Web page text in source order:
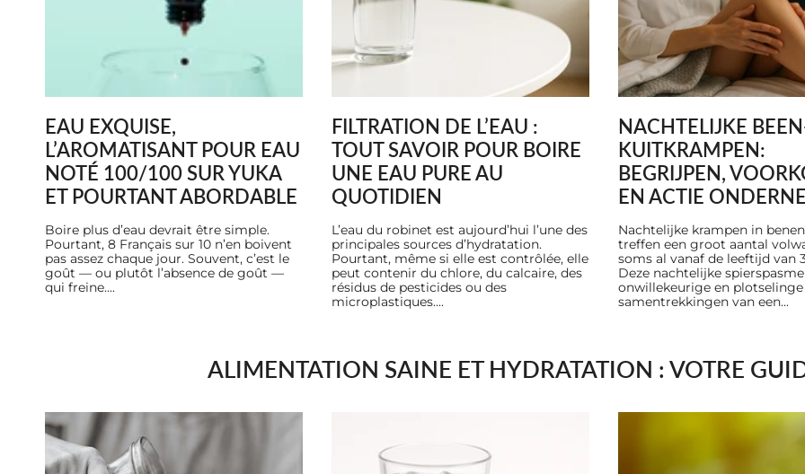
EAU EXQUISE,
L’AROMATISANT POUR EAU
NOTÉ 100/100 SUR YUKA
ET POURTANT ABORDABLE
Boire plus d’eau devrait être simple.
Pourtant, 8 Français sur 10 n’en boivent
pas assez chaque jour. Souvent, c’est le
goût — ou plutôt l’absence de goût —
qui freine....
FILTRATION DE L’EAU :
TOUT SAVOIR POUR BOIRE
UNE EAU PURE AU
QUOTIDIEN
L’eau du robinet est aujourd’hui l’une des
principales sources d’hydratation.
Pourtant, même si elle est contrôlée, elle
peut contenir du chlore, du calcaire, des
résidus de pesticides ou des
microplastiques....
NACHTELIJKE
KUITKRAMPEN:
BEGRIJPEN,
EN ACTIE
Nachtelijke krampen in
treffen een groot aantal
soms al vanaf de leeftijd van
Deze nachtelijke
onwillekeurige en plotselinge
samentrekkingen van een...
ALIMENTATION SAINE ET HYDRATATION : VOTRE